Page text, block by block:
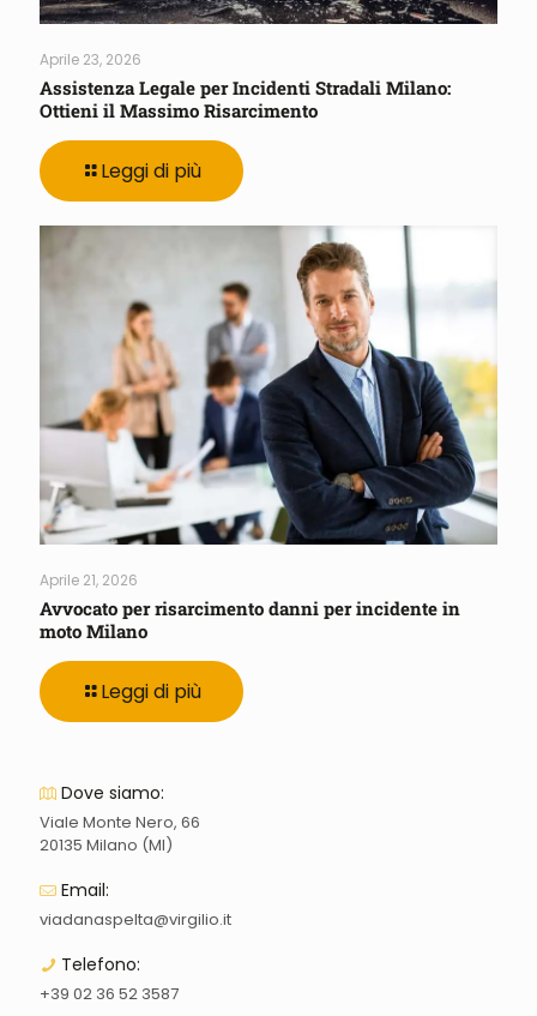
Aprile 23, 2026
Assistenza Legale per Incidenti Stradali Milano:
Ottieni il Massimo Risarcimento
Leggi di più
Aprile 21, 2026
Avvocato per risarcimento danni per incidente in
moto Milano
Leggi di più
Dove siamo:
Viale Monte Nero, 66
20135 Milano (MI)
Email:
viadanaspelta@virgilio.it
Telefono:
+39 02 36 52 3587